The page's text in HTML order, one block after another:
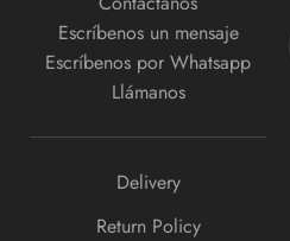
Escríbenos un mensaje
Escríbenos por Whatsapp
Llámanos
Delivery
Return Policy